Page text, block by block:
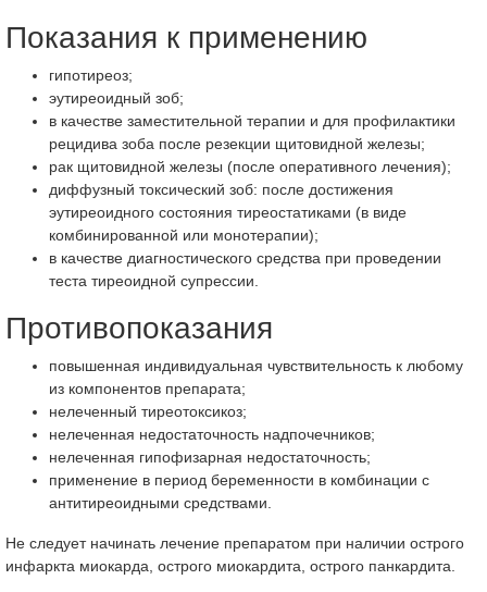
Показания к применению
гипотиреоз;
эутиреоидный зоб;
в качестве заместительной терапии и для профилактики
рецидива зоба после резекции щитовидной железы;
рак щитовидной железы (после оперативного лечения);
диффузный токсический зоб: после достижения
эутиреоидного состояния тиреостатиками (в виде
комбинированной или монотерапии);
в качестве диагностического средства при проведении
теста тиреоидной супрессии.
Противопоказания
повышенная индивидуальная чувствительность к любому
из компонентов препарата;
нелеченный тиреотоксикоз;
нелеченная недостаточность надпочечников;
нелеченная гипофизарная недостаточность;
применение в период беременности в комбинации с
антитиреоидными средствами.
Не следует начинать лечение препаратом при наличии острого
инфаркта миокарда, острого миокардита, острого панкардита.